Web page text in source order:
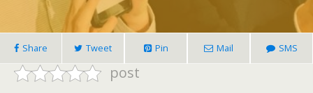
Share Tweet Pin Mail SMS
post